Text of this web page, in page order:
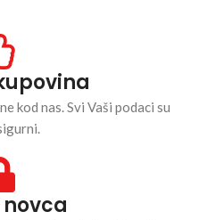
kod nas. Svi Vaši podaci su